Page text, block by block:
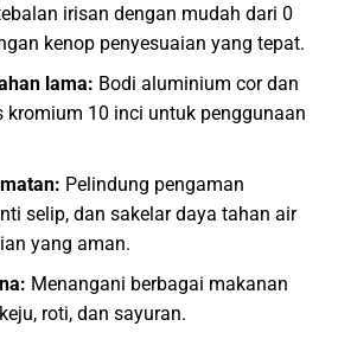
irisan dengan mudah dari 0
kenop penyesuaian yang tepat.
lama: Bodi aluminium cor dan
kromium 10 inci untuk penggunaan
Pelindung pengaman
selip, dan sakelar daya tahan air
yang aman.
Menangani berbagai makanan
roti, dan sayuran.